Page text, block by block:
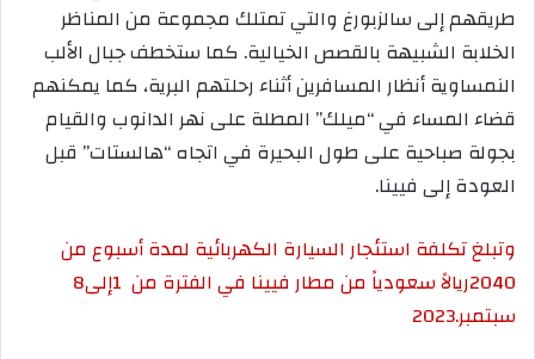
طريقهم إلى سالزبورغ والتي تمتلك مجموعة من المناظر
الخلابة الشبيهة بالقصص الخيالية. كما ستخطف جبال الألب
النمساوية أنظار المسافرين أثناء رحلتهم البرية، كما يمكنهم
قضاء المساء في “ميلك” المطلة على نهر الدانوب والقيام
بجولة صباحية على طول البحيرة في اتجاه “هالستات” قبل
العودة إلى فيينا.
وتبلغ تكلفة استئجار السيارة الكهربائية لمدة أسبوع من
2040ريالاً سعودياً من مطار فيينا في الفترة من 1إلى8
سبتمبر2023.